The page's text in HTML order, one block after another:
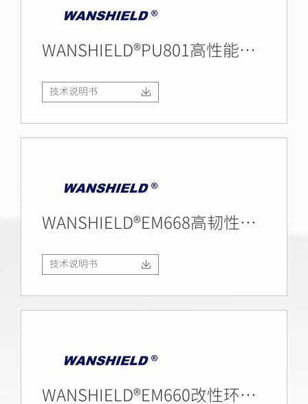
WANSHIELD®PU801高性能聚氨酯堵漏灌浆材料
技术说明书
WANSHIELD®EM668高韧性环氧砂浆
技术说明书
WANSHIELD®EM660改性环氧堵漏灌浆材料